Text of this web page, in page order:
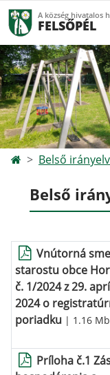
A község hivatalos
FELSŐPÉL
Belső
Belső
Vnútorná
starostu obce
č. 1/2024 z 29.
2024 o
poriadku | 1.16 Mb
Príloha č.1